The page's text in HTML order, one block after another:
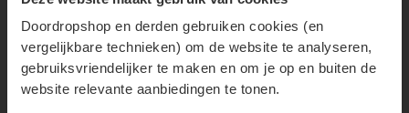
Doordropshop en derden gebruiken cookies (en
vergelijkbare technieken) om de website te analyseren,
gebruiksvriendelijker te maken en om je op en buiten de
website relevante aanbiedingen te tonen.
Geadresseerd verspreiden
Drukwerk verspreiden
Goedkoop folders verspreiden